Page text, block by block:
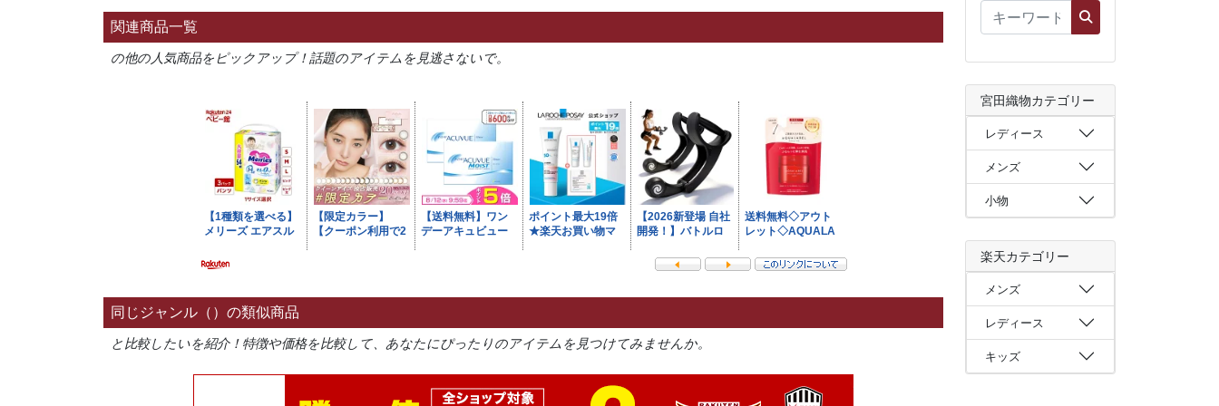
関連商品一覧
の他の人気商品をピックアップ！話題のアイテムを見逃さないで。
同じジャンル（）の類似商品
と比較したいを紹介！特徴や価格を比較して、あなたにぴったりのアイテムを見つけてみませんか。
宮田織物カテゴリー
レディース
メンズ
小物
楽天カテゴリー
メンズ
レディース
キッズ